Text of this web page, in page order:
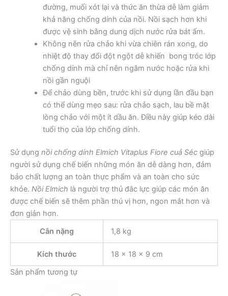
đường, muối xót lại và thức ăn thừa dễ làm giảm
khả năng chống dính của nồi. Nồi sạch hơn khi
được vệ sinh bằng dung dịch nước rửa bát ấm.
Không nên rửa chảo khi vừa chiên rán xong, do
nhiệt độ thay đổi đột ngột dễ khiến bong tróc lớp
chống dính mà chỉ nên ngâm nước hoặc rửa khi
nồi gần nguội
Để chảo dùng bền, trước khi sử dụng lần đầu bạn
có thể dùng mẹo sau: rửa chảo sạch, lau bề mặt
lòng chảo với một ít dầu ăn. Điều này giúp kéo dài
tuổi thọ của lớp chống dính.
Sử dụng nồi chống dính Elmich Vitaplus Fiore cuả Séc giúp
người sử dụng chế biến những món ăn dễ dàng hơn, đảm
bảo chất lượng an toàn thực phẩm và an toàn cho sức
khỏe. Nồi Elmich là người trợ thủ đắc lực giúp các món ăn
được chế biến sẽ thêm phần thú vị hơn, ngon mắt hơn và
đơn giản hơn.
Cân nặng
1,8 kg
Kích thước
18 × 18 × 9 cm
Sản phẩm tương tự